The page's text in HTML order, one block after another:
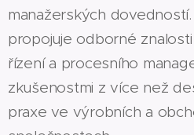
manažerských
propojuje odborné
řízení a procesního
zkušenostmi z více než
praxe ve výrobních a